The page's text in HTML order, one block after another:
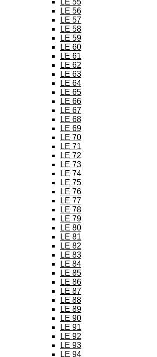
LE 55
LE 56
LE 57
LE 58
LE 59
LE 60
LE 61
LE 62
LE 63
LE 64
LE 65
LE 66
LE 67
LE 68
LE 69
LE 70
LE 71
LE 72
LE 73
LE 74
LE 75
LE 76
LE 77
LE 78
LE 79
LE 80
LE 81
LE 82
LE 83
LE 84
LE 85
LE 86
LE 87
LE 88
LE 89
LE 90
LE 91
LE 92
LE 93
LE 94